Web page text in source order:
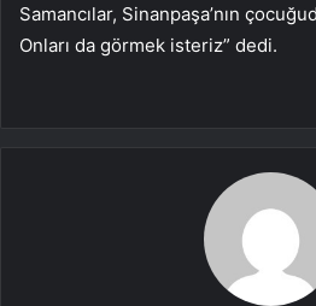
Samancılar, Sinanpaşa’nın
Onları da görmek isteriz” dedi.